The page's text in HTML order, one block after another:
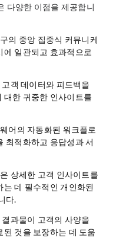
다양한 이점을 제공합니
의 중앙 집중식 커뮤니케
에 일관되고 효과적으로
객 데이터와 피드백을
대한 귀중한 인사이트를
어의 자동화된 워크플로
최적화하고 응답성과 서
상세한 고객 인사이트를
데 필수적인 개인화된
다.
과물이 고객의 사양을
것을 보장하는 데 도움